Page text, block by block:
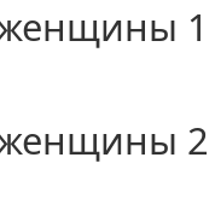
женщины
женщины